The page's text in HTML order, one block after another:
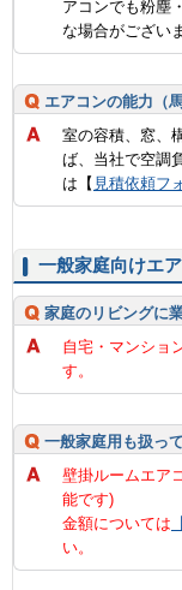
アコンでも粉塵
な場合がござい
エアコンの能力（
室の容積、窓、
ば、当社で空調
は【 見積依頼フ
一般家庭向けエ
家庭のリビングに
自宅・マンショ
す。
一般家庭用も扱っ
壁掛ルームエア
能です)
金額については
い。